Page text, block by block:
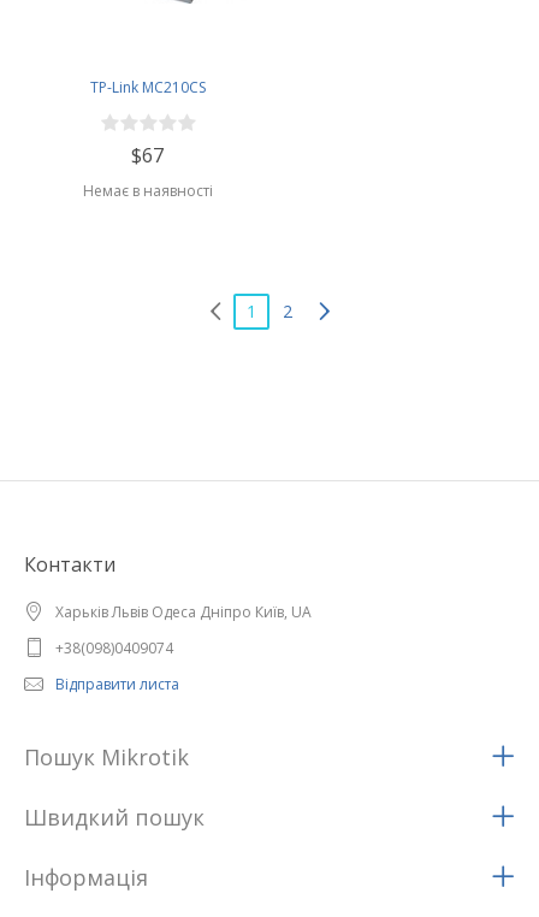
TP-Link MC210CS
$67
Немає в наявності
1 2
Контакти
Харьків Львів Одеса Дніпро Київ, UA
+38(098)0409074
Відправити листа
Пошук Mikrotik
Швидкий пошук
Iнформацiя